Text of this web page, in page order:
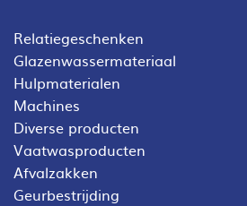
Relatiegeschenken
Glazenwassermateriaal
Hulpmaterialen
Machines
Diverse producten
Vaatwasproducten
Afvalzakken
Geurbestrijding